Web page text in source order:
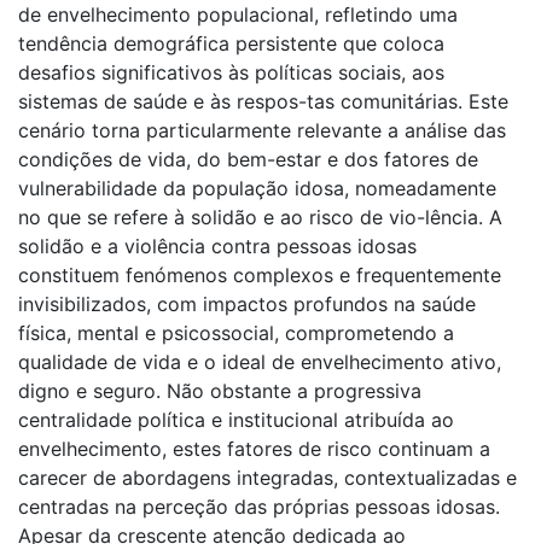
de envelhecimento populacional, refletindo uma
tendência demográfica persistente que coloca
desafios significativos às políticas sociais, aos
sistemas de saúde e às respos-tas comunitárias. Este
cenário torna particularmente relevante a análise das
condições de vida, do bem-estar e dos fatores de
vulnerabilidade da população idosa, nomeadamente
no que se refere à solidão e ao risco de vio-lência. A
solidão e a violência contra pessoas idosas
constituem fenómenos complexos e frequentemente
invisibilizados, com impactos profundos na saúde
física, mental e psicossocial, comprometendo a
qualidade de vida e o ideal de envelhecimento ativo,
digno e seguro. Não obstante a progressiva
centralidade política e institucional atribuída ao
envelhecimento, estes fatores de risco continuam a
carecer de abordagens integradas, contextualizadas e
centradas na perceção das próprias pessoas idosas.
Apesar da crescente atenção dedicada ao